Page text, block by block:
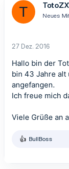
T Neues
27 Dez. 2016
Hallo bin der
bin 43 Jahre alt
angefangen.
Ich freue mich
Viele Grüße an
R
BullBoss